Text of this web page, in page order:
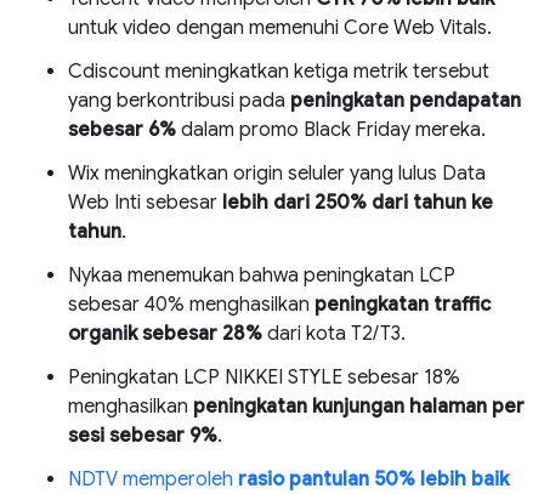
untuk video dengan memenuhi Core Web Vitals.
Cdiscount meningkatkan ketiga metrik tersebut
yang berkontribusi pada peningkatan pendapatan
sebesar 6% dalam promo Black Friday mereka.
Wix meningkatkan origin seluler yang lulus Data
Web Inti sebesar lebih dari 250% dari tahun ke
tahun.
Nykaa menemukan bahwa peningkatan LCP
sebesar 40% menghasilkan peningkatan traffic
organik sebesar 28% dari kota T2/T3.
Peningkatan LCP NIKKEI STYLE sebesar 18%
menghasilkan peningkatan kunjungan halaman per
sesi sebesar 9%.
NDTV memperoleh rasio pantulan 50% lebih baik